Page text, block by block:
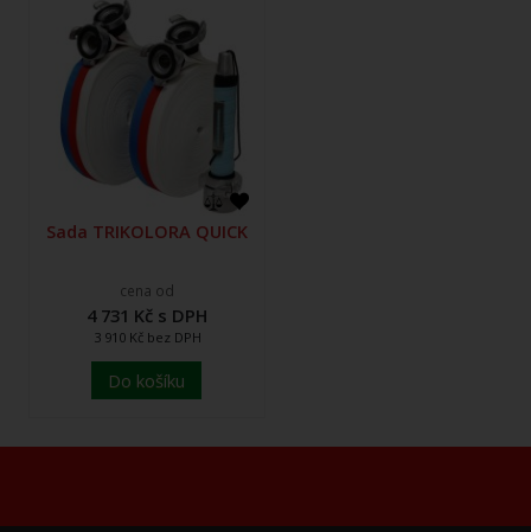
Sada TRIKOLORA QUICK
cena od
4 731 Kč s DPH
3 910 Kč bez DPH
Do košíku